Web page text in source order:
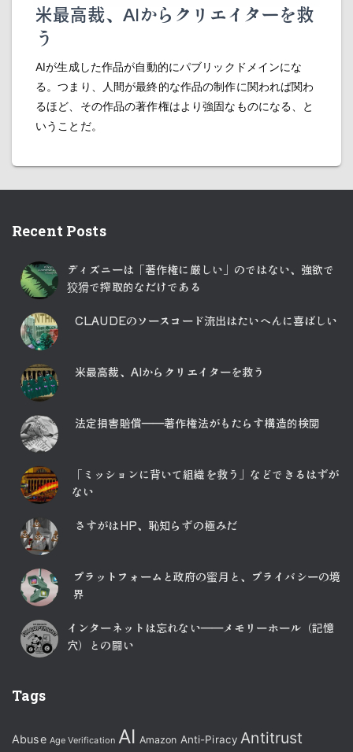
米最高裁、AIからクリエイターを救
う
AIが生成した作品が自動的にパブリックドメインにな
る。つまり、人間が最終的な作品の制作に関われば関わ
るほど、その作品の著作権はより強固なものになる、と
いうことだ。
Recent Posts
ディズニーは「著作権に厳しい」のではない、強欲で
狡猾で搾取的なだけである
CLAUDEのソースコード流出はたいへんに喜ばしい
米最高裁、AIからクリエイターを救う
法定損害賠償――著作権法がもたらす構造的検閲
「ミッションに背いて組織を救う」などできるはずが
ない
さすがはHP、恥知らずの極みだ
プラットフォームと政府の蜜月と、プライバシーの境
界
インターネットは忘れない――メモリーホール（記憶
穴）との闘い
Tags
Abuse Age Verification AI Amazon Anti-Piracy Antitrust